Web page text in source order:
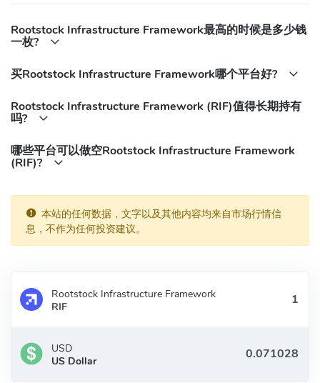
Rootstock Infrastructure Framework最高的时候是多少钱
一枚?
买Rootstock Infrastructure Framework哪个平台好?
Rootstock Infrastructure Framework (RIF)值得长期持有
吗?
哪些平台可以做空Rootstock Infrastructure Framework
(RIF)?
本站的任何数据，文字以及其他内容均来自市场行情信
息，不作为任何投资建议。
Rootstock Infrastructure Framework
RIF
USD
US Dollar